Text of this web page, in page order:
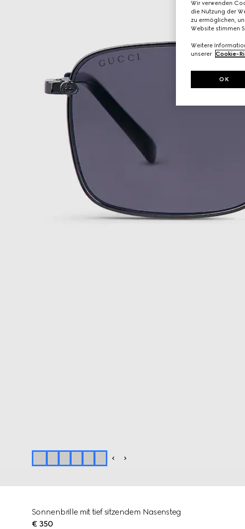
Sonnenbrille mit tief sitzendem Nasensteg
€ 350
Wir verwenden
die Nutzung der
zu ermöglichen,
Website stimmen
Weitere
unserer Cookie-
OK